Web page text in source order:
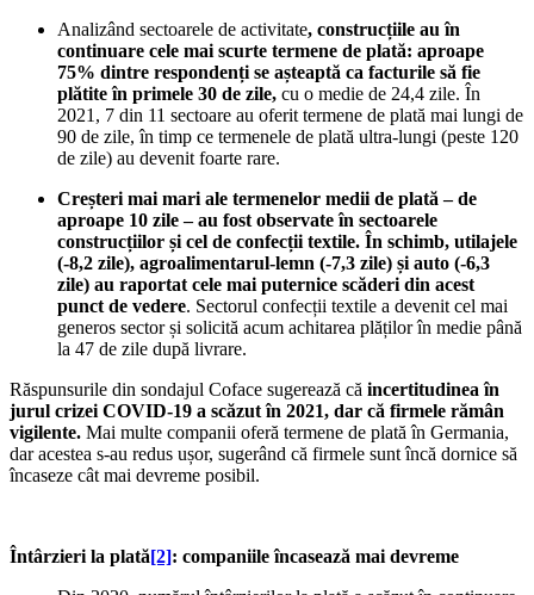
Analizând sectoarele de activitate, construcțiile au în
continuare cele mai scurte termene de plată: aproape
75% dintre respondenți se așteaptă ca facturile să fie
plătite în primele 30 de zile, cu o medie de 24,4 zile. În
2021, 7 din 11 sectoare au oferit termene de plată mai lungi de
90 de zile, în timp ce termenele de plată ultra-lungi (peste 120
de zile) au devenit foarte rare.
Creșteri mai mari ale termenelor medii de plată – de
aproape 10 zile – au fost observate în sectoarele
construcțiilor și cel de confecții textile. În schimb, utilajele
(-8,2 zile), agroalimentarul-lemn (-7,3 zile) și auto (-6,3
zile) au raportat cele mai puternice scăderi din acest
punct de vedere. Sectorul confecții textile a devenit cel mai
generos sector și solicită acum achitarea plăților în medie până
la 47 de zile după livrare.
Răspunsurile din sondajul Coface sugerează că incertitudinea în
jurul crizei COVID-19 a scăzut în 2021, dar că firmele rămân
vigilente. Mai multe companii oferă termene de plată în Germania,
dar acestea s-au redus ușor, sugerând că firmele sunt încă dornice să
încaseze cât mai devreme posibil.
Întârzieri la plată[2]: companiile încasează mai devreme